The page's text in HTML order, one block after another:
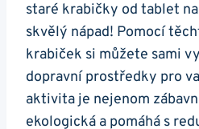
staré⁢ krabičky od tablet
skvělý nápad! Pomocí
krabiček si můžete sami
dopravní prostředky pro
aktivita je nejenom
ekologická a pomáhá s